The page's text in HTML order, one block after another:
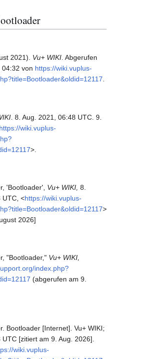
2021). Vu+ WIKI. Abgerufen
04:32 von https://wiki.vuplus-
.
. 8. Aug. 2021, 06:48 UTC. 9.
https://wiki.vuplus-
>.
'Bootloader', Vu+ WIKI, 8.
UTC, <https://wiki.vuplus-
>
2026]
"Bootloader," Vu+ WIKI,
index.php?
(abgerufen am 9.
Bootloader [Internet]. Vu+ WIKI;
[zitiert am 9. Aug. 2026].
wiki.vuplus-